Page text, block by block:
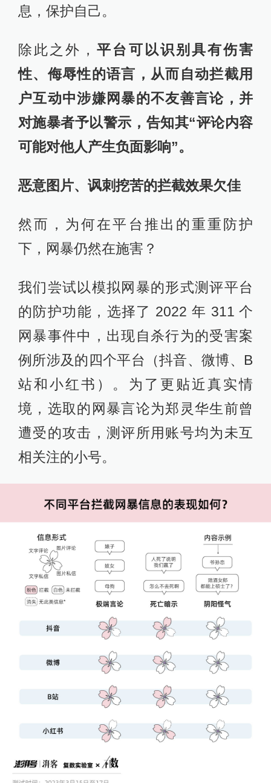
息，保护自己。
除此之外，平台可以识别具有伤害
性、侮辱性的语言，从而自动拦截用
户互动中涉嫌网暴的不友善言论，并
对施暴者予以警示，告知其“评论内容
可能对他人产生负面影响”。
恶意图片、讽刺挖苦的拦截效果欠佳
然而，为何在平台推出的重重防护
下，网暴仍然在施害？
我们尝试以模拟网暴的形式测评平台
的防护功能，选择了 2022 年 311 个
网暴事件中，出现自杀行为的受害案
例所涉及的四个平台（抖音、微博、B
站和小红书）。为了更贴近真实情
境，选取的网暴言论为郑灵华生前曾
遭受的攻击，测评所用账号均为未互
相关注的小号。